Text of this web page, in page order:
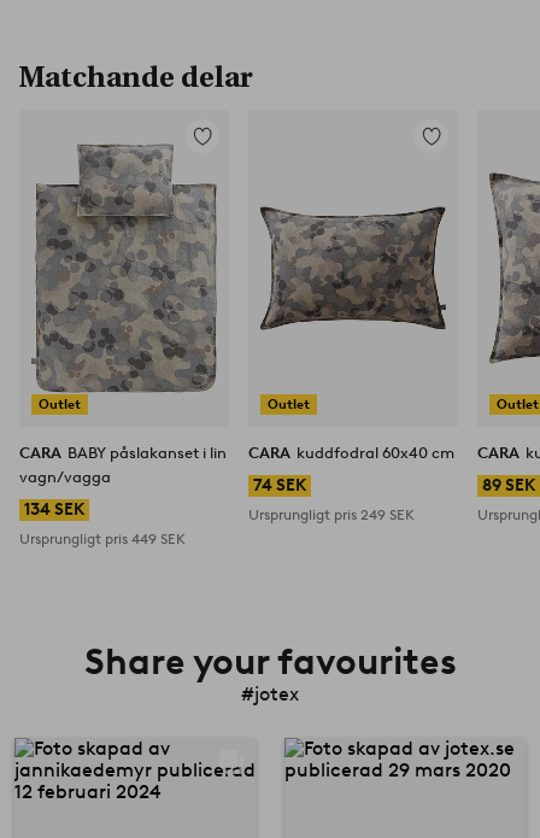
Matchande delar
Outlet
Lägg
favoriter
CARA BABY påslakanset i lin
vagn/vagga
134 SEK
Ursprungligt pris 449 SEK
Outlet
Lägg
CARA kuddfodral 60x40 cm
74 SEK
Ursprungligt pris 249 SEK
Outlet
CARA
89 SEK
Share your favourites
#jotex